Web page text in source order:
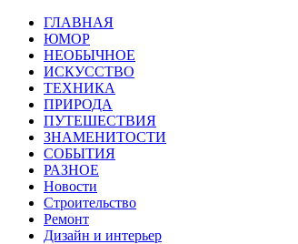
ГЛАВНАЯ
ЮМОР
НЕОБЫЧНОЕ
ИСКУССТВО
ТЕХНИКА
ПРИРОДА
ПУТЕШЕСТВИЯ
ЗНАМЕНИТОСТИ
СОБЫТИЯ
РАЗНОЕ
Новости
Строительство
Ремонт
Дизайн и интерьер